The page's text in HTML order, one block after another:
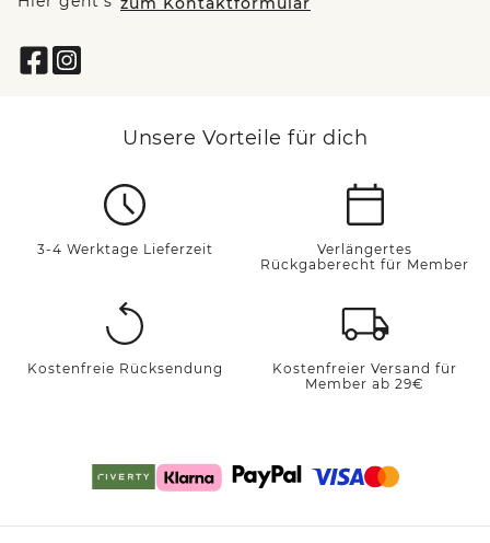
Unsere Vorteile für dich
3-4 Werktage Lieferzeit
Verlängertes
Rückgaberecht für Member
Kostenfreie Rücksendung
Kostenfreier Versand für
Member ab 29€